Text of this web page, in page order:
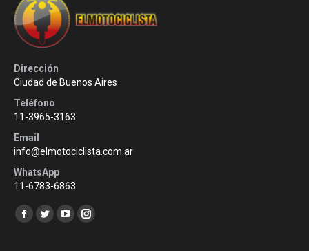
Dirección
Ciudad de Buenos Aires
Teléfono
11-3965-3163
Email
info@elmotociclista.com.ar
WhatsApp
11-6783-6863
Encuéntranos en:
Facebook
TwitterYouTubeInstagram